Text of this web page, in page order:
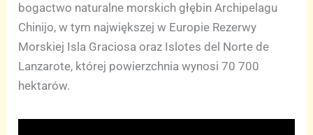
bogactwo naturalne morskich głębin Archipelagu
Chinijo, w tym największej w Europie Rezerwy
Morskiej Isla Graciosa oraz Islotes del Norte de
Lanzarote, której powierzchnia wynosi 70 700
hektarów.